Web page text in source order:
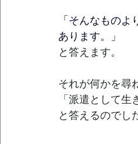
「そんなもの
あります。」
と答えます。
それが何かを尋
「派遣として生
と答えるのでし